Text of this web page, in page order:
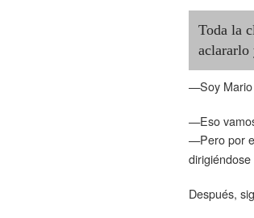
Toda la
aclararlo
—Soy Mario
—Eso
—Pero por
Después,